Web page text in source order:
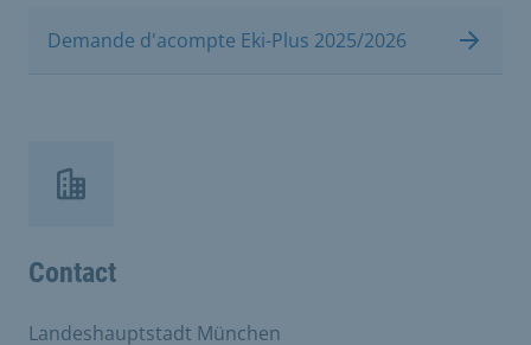
Demande d'acompte Eki-Plus 2025/2026
Contact
Landeshauptstadt München